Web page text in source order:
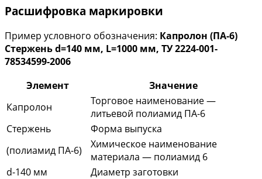
Расшифровка маркировки
Пример условного обозначения: Капролон (ПА-6)
Стержень d=140 мм, L=1000 мм, ТУ 2224-001-
78534599-2006
Элемент
Значение
Капролон
Торговое наименование —
литьевой полиамид ПА-6
Стержень
Форма выпуска
(полиамид ПА-6)
Химическое наименование
материала — полиамид 6
d-140 мм
Диаметр заготовки